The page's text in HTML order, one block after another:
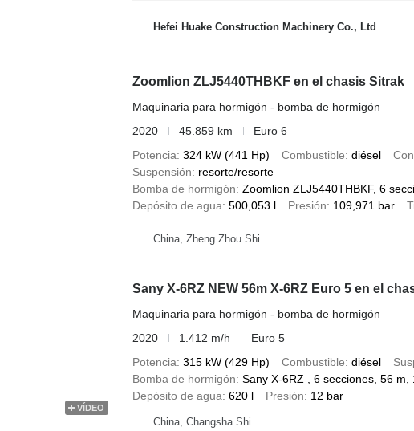
Hefei Huake Construction Machinery Co., Ltd
Zoomlion ZLJ5440THBKF en el chasis Sitrak
Maquinaria para hormigón - bomba de hormigón
2020
45.859 km
Euro 6
Potencia 324 kW (441 Hp) Combustible diésel
Suspensión
resorte/resorte
Bomba de hormigón Zoomlion ZLJ5440THBKF, 6
Depósito de agua 500,053 l Presión 109,971 bar
China, Zheng Zhou Shi
VÍDEO
Sany X-6RZ NEW 56m X-6RZ Euro 5 en el
Maquinaria para hormigón - bomba de hormigón
2020
1.412 m/h
Euro 5
Potencia 315 kW (429 Hp) Combustible diésel
Bomba de hormigón Sany X-6RZ , 6 secciones, 56 m,
Depósito de agua 620 l Presión 12 bar
China, Changsha Shi